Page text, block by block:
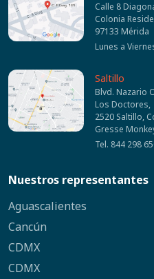
Calle 8
Colonia
97133 Mérida
Lunes a
Saltillo
Blvd. Nazario
Los Doctores,
2520 Saltillo,
Gresse
Tel. 844 298
Nuestros representantes
Aguascalientes
Cancún
CDMX
CDMX